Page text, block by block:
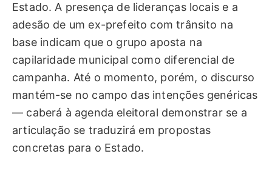
Estado. A presença de lideranças locais e a
adesão de um ex-prefeito com trânsito na
base indicam que o grupo aposta na
capilaridade municipal como diferencial de
campanha. Até o momento, porém, o discurso
mantém-se no campo das intenções genéricas
— caberá à agenda eleitoral demonstrar se a
articulação se traduzirá em propostas
concretas para o Estado.